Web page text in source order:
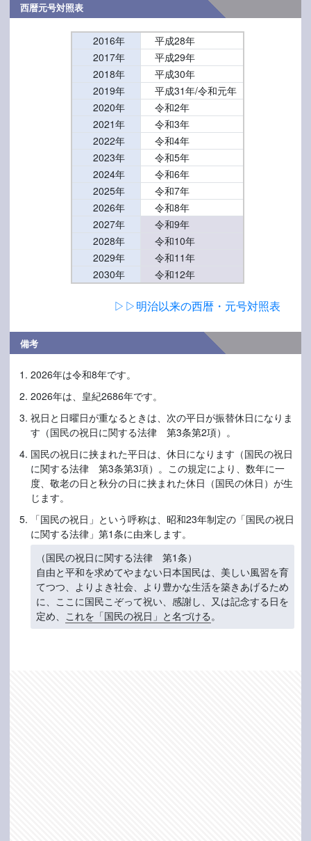
西暦元号対照表
2016年
平成28年
2017年
平成29年
2018年
平成30年
2019年
平成31年/令和元年
2020年
令和2年
2021年
令和3年
2022年
令和4年
2023年
令和5年
2024年
令和6年
2025年
令和7年
2026年
令和8年
2027年
令和9年
2028年
令和10年
2029年
令和11年
2030年
令和12年
▷▷明治以来の西暦・元号対照表
備考
2026年は令和8年です。
2026年は、皇紀2686年です。
祝日と日曜日が重なるときは、次の平日が振替休日になりま
す（国民の祝日に関する法律 第3条第2項）。
国民の祝日に挟まれた平日は、休日になります（国民の祝日
に関する法律 第3条第3項）。この規定により、数年に一
度、敬老の日と秋分の日に挟まれた休日（国民の休日）が生
じます。
「国民の祝日」という呼称は、昭和23年制定の「国民の祝日
に関する法律」第1条に由来します。
（国民の祝日に関する法律 第1条）
自由と平和を求めてやまない日本国民は、美しい風習を育
てつつ、よりよき社会、より豊かな生活を築きあげるため
に、ここに国民こぞって祝い、感謝し、又は記念する日を
定め、 これを「国民の祝日」と名づける。